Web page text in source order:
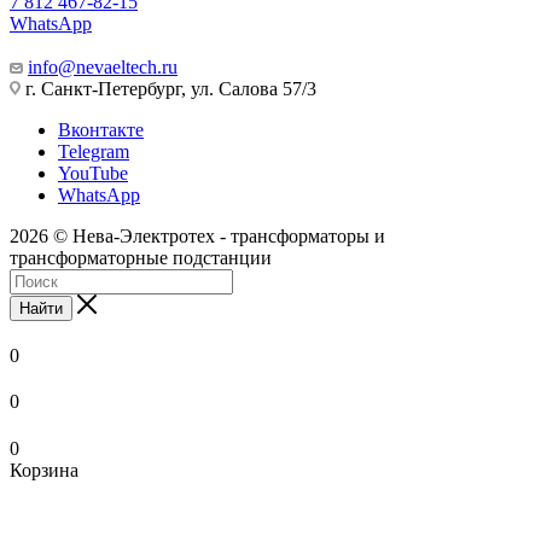
WhatsApp
info@nevaeltech.ru
г. Санкт-Петербург, ул. Салова 57/3
Вконтакте
Telegram
YouTube
WhatsApp
2026 © Нева-Электротех - трансформаторы и
трансформаторные подстанции
Найти
0
0
0
Корзина